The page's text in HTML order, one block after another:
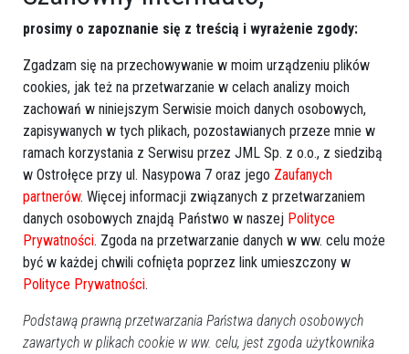
prosimy o zapoznanie się z treścią i wyrażenie zgody:
Zgadzam się na przechowywanie w moim urządzeniu plików
cookies, jak też na przetwarzanie w celach analizy moich
zachowań w niniejszym Serwisie moich danych osobowych,
zapisywanych w tych plikach, pozostawianych przeze mnie w
ramach korzystania z Serwisu przez JML Sp. z o.o., z siedzibą
w Ostrołęce przy ul. Nasypowa 7 oraz jego Zaufanych
partnerów. Więcej informacji związanych z przetwarzaniem
danych osobowych znajdą Państwo w naszej Polityce
Prywatności. Zgoda na przetwarzanie danych w ww. celu może
być w każdej chwili cofnięta poprzez link umieszczony w
Polityce Prywatności.
Podstawą prawną przetwarzania Państwa danych osobowych
zawartych w plikach cookie w ww. celu, jest zgoda użytkownika